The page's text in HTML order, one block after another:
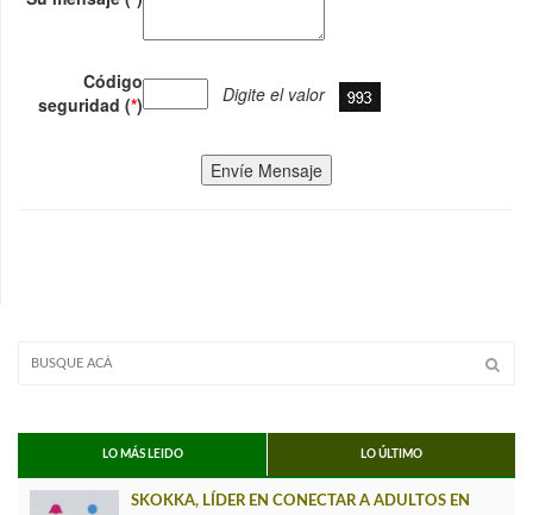
Código
seguridad (*) Digite el valor
Envíe Mensaje
LO MÁS LEIDO LO ÚLTIMO
SKOKKA, LÍDER EN CONECTAR A ADULTOS EN